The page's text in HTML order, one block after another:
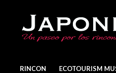
RINCON ECOTOURISM